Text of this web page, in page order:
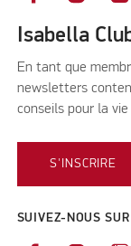
Isabella
En tant que
newsletters
conseils pour la vie
S'INSCRIRE
SUIVEZ-NOUS